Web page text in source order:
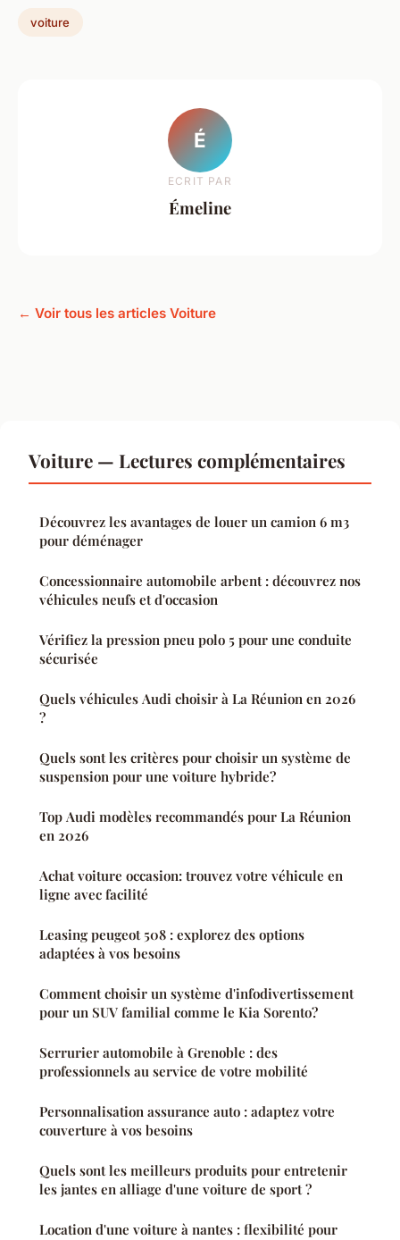
voiture
É
ECRIT PAR
Émeline
← Voir tous les articles Voiture
Voiture — Lectures complémentaires
Découvrez les avantages de louer un camion 6 m3
pour déménager
Concessionnaire automobile arbent : découvrez nos
véhicules neufs et d'occasion
Vérifiez la pression pneu polo 5 pour une conduite
sécurisée
Quels véhicules Audi choisir à La Réunion en 2026
?
Quels sont les critères pour choisir un système de
suspension pour une voiture hybride?
Top Audi modèles recommandés pour La Réunion
en 2026
Achat voiture occasion: trouvez votre véhicule en
ligne avec facilité
Leasing peugeot 508 : explorez des options
adaptées à vos besoins
Comment choisir un système d'infodivertissement
pour un SUV familial comme le Kia Sorento?
Serrurier automobile à Grenoble : des
professionnels au service de votre mobilité
Personnalisation assurance auto : adaptez votre
couverture à vos besoins
Quels sont les meilleurs produits pour entretenir
les jantes en alliage d'une voiture de sport ?
Location d'une voiture à nantes : flexibilité pour